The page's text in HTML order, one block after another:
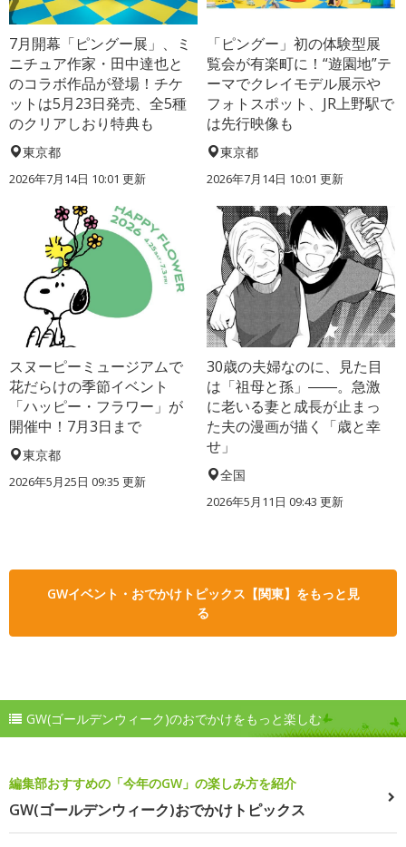
7月開幕「ピングー展」、ミ
ニチュア作家・田中達也と
のコラボ作品が登場！チケ
ットは5月23日発売、全5種
のクリアしおり特典も
東京都
2026年7月14日 10:01 更新
「ピングー」初の体験型展
覧会が有楽町に！“遊園地”テ
ーマでクレイモデル展示や
フォトスポット、JR上野駅で
は先行映像も
東京都
2026年7月14日 10:01 更新
スヌーピーミュージアムで
花だらけの季節イベント
「ハッピー・フラワー」が
開催中！7月3日まで
東京都
2026年5月25日 09:35 更新
30歳の夫婦なのに、見た目
は「祖母と孫」――。急激
に老いる妻と成長が止まっ
た夫の漫画が描く「歳と幸
せ」
全国
2026年5月11日 09:43 更新
GWイベント・おでかけトピックス【関東】をもっと見
る
GW(ゴールデンウィーク)のおでかけをもっと楽しむ
編集部おすすめの「今年のGW」の楽しみ方を紹介
GW(ゴールデンウィーク)おでかけトピックス